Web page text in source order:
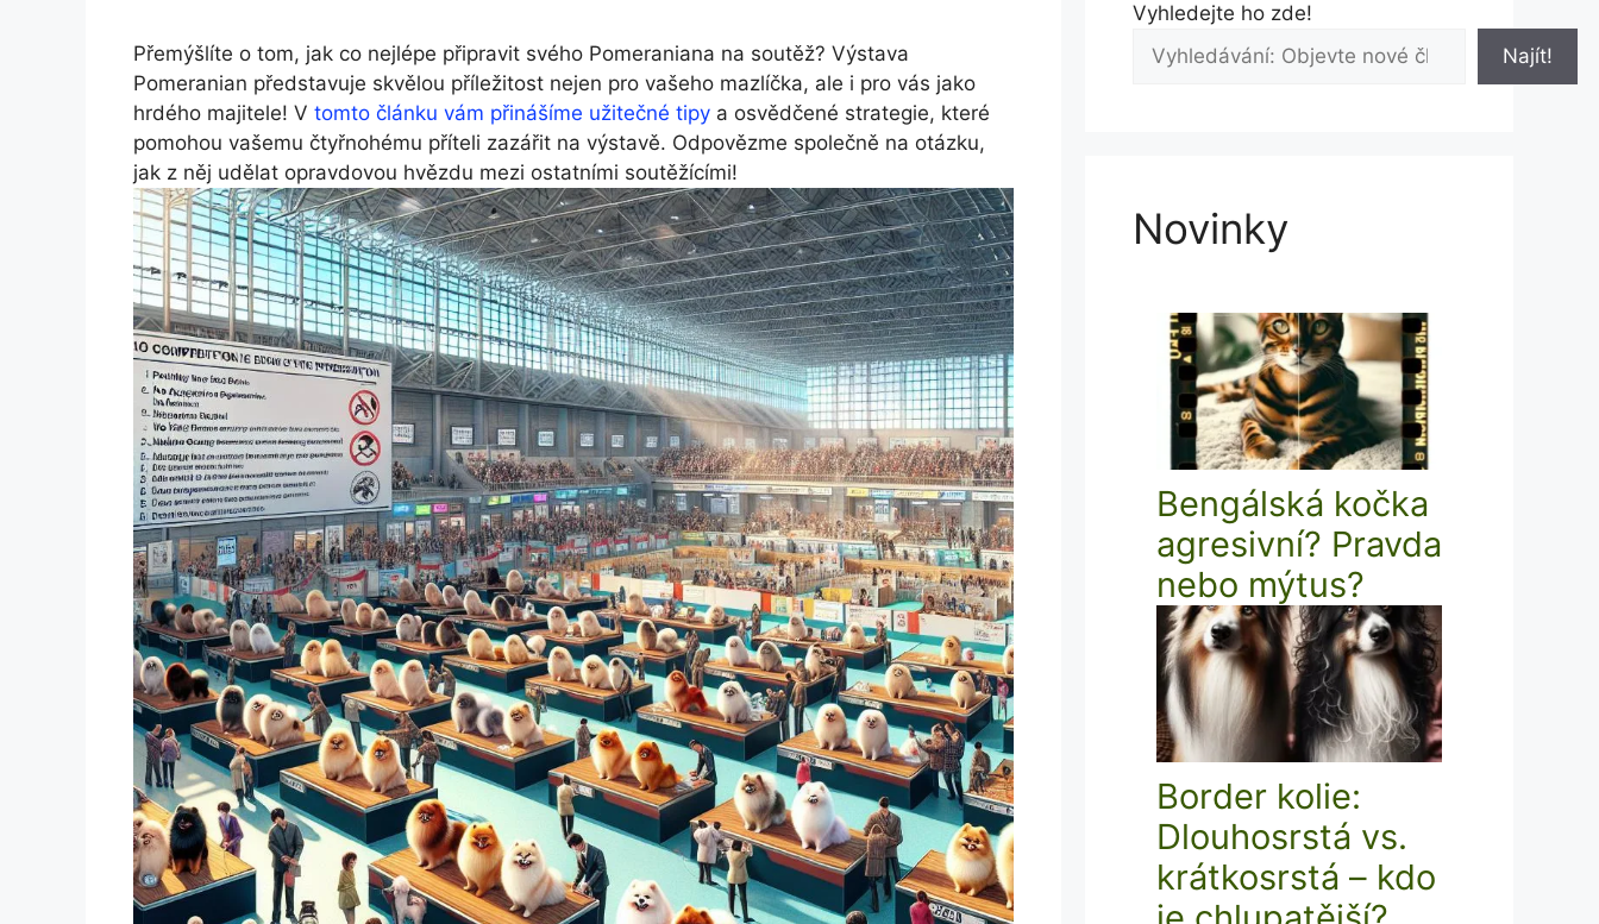
Přemýšlíte o tom, jak co nejlépe připravit svého Pomeraniana na soutěž? Výstava
Pomeranian představuje skvělou příležitost nejen pro vašeho mazlíčka, ale i pro vás jako
hrdého majitele! V tomto článku vám přinášíme užitečné tipy a osvědčené strategie, které
pomohou vašemu čtyřnohému příteli zazářit na výstavě. Odpovězme společně na otázku,
jak z něj udělat opravdovou hvězdu mezi ostatními soutěžícími!
Vyhledejte ho zde!
Najít!
Novinky
Bengálská kočka
agresivní? Pravda
nebo mýtus?
Border kolie:
Dlouhosrstá vs.
krátkosrstá – kdo